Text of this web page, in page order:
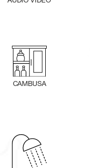
CAMBUSA